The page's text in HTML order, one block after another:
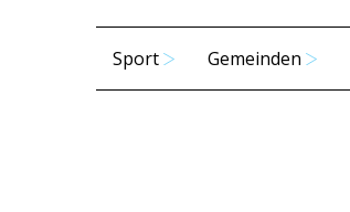
Sport Gemeinden